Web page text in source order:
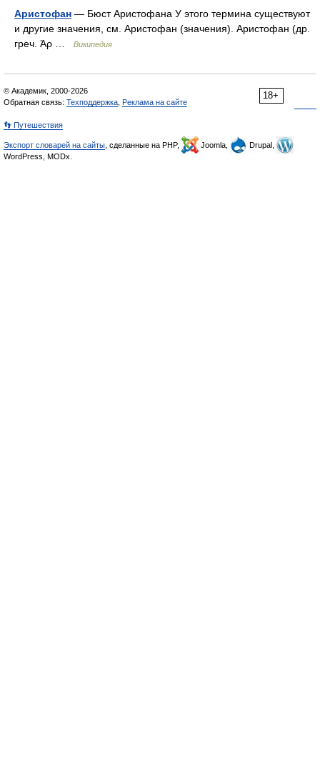
Аристофан — Бюст Аристофана У этого термина существуют
и другие значения, см. Аристофан (значения). Аристофан (др.
греч. Ἀρ …
Википедия
18+
© Академик, 2000-2026
Обратная связь: Техподдержка Реклама на сайте
👣 Путешествия
Экспорт словарей на сайты , сделанные на PHP, Joomla,
Drupal,
WordPress, MODx.